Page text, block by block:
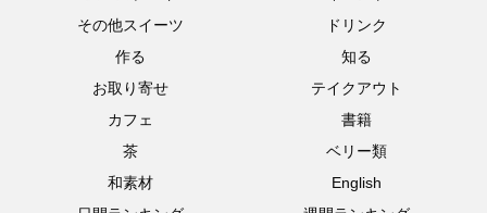
その他スイーツ
ドリンク
作る
知る
お取り寄せ
テイクアウト
カフェ
書籍
茶
ベリー類
和素材
English